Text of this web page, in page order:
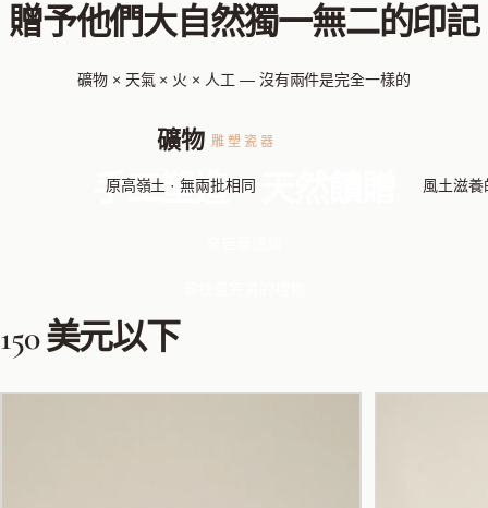
雕塑瓷器
手工塑造，天然饋贈
贈予他們大自然獨一無二的印記
礦物 × 天氣 × 火 × 人工 — 沒有兩件是完全一樣的
礦物
原高嶺土 · 無兩批相同 風土滋養
150美元以下